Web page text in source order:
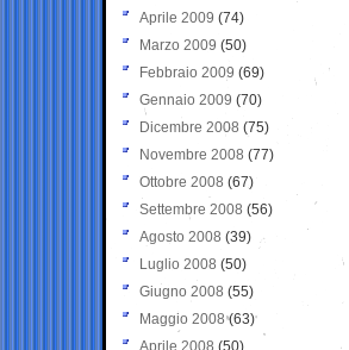
Aprile 2009 (74)
Marzo 2009 (50)
Febbraio 2009 (69)
Gennaio 2009 (70)
Dicembre 2008 (75)
Novembre 2008 (77)
Ottobre 2008 (67)
Settembre 2008 (56)
Agosto 2008 (39)
Luglio 2008 (50)
Giugno 2008 (55)
Maggio 2008(63)
Aprile 2008 (50)